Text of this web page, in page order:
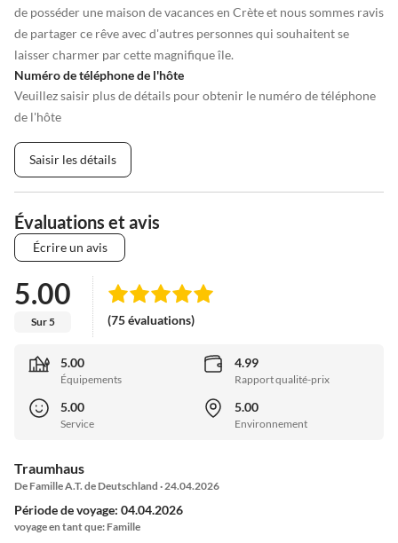
de posséder une maison de vacances en Crète et nous sommes ravis
de partager ce rêve avec d'autres personnes qui souhaitent se
laisser charmer par cette magnifique île.
Numéro de téléphone de l'hôte
Veuillez saisir plus de détails pour obtenir le numéro de téléphone
de l'hôte
Saisir les détails
Évaluations et avis
Écrire un avis
5.00
Sur 5 (75 évaluations)
5.00
Équipements
4.99
Rapport qualité-prix
5.00
Service
5.00
Environnement
Traumhaus
De Famille A.T. de Deutschland · 24.04.2026
Période de voyage: 04.04.2026
voyage en tant que: Famille